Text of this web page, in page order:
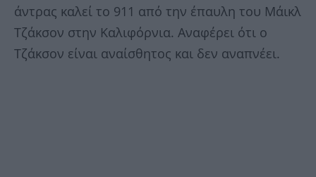
άντρας καλεί το 911 από την έπαυλη του Μάικλ
Τζάκσον στην Καλιφόρνια. Αναφέρει ότι ο
Τζάκσον είναι αναίσθητος και δεν αναπνέει.